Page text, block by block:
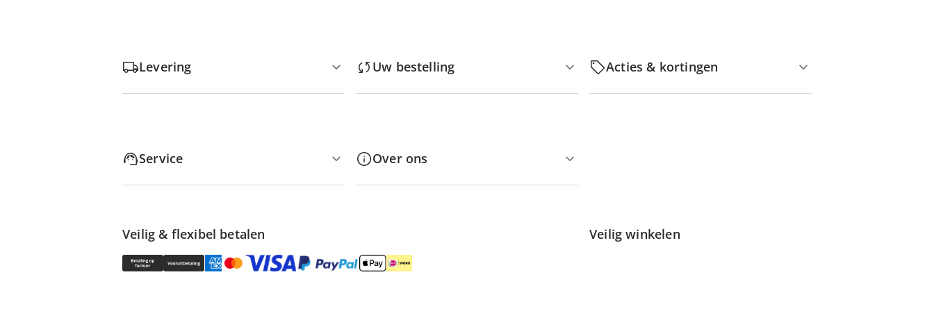
Levering Uw bestelling Acties & kortingen
Service Over ons
Veilig & flexibel betalen Veilig winkelen